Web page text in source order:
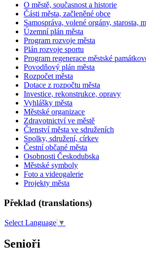
O městě, současnost a historie
Části města, začleněné obce
Samospráva, volené orgány, starosta,
Územní plán města
Program rozvoje města
Plán rozvoje sportu
Program regenerace městské
Povodňový plán města
Rozpočet města
Dotace z rozpočtu města
Investice, rekonstrukce, opravy
Vyhlášky města
Městské organizace
Zdravotnictví ve městě
Členství města ve sdruženích
Spolky, sdružení, církev
Čestní občané města
Osobnosti Českodubska
Městské symboly
Foto a videogalerie
Projekty města
Překlad (translations)
Select Language ▼
Senioři